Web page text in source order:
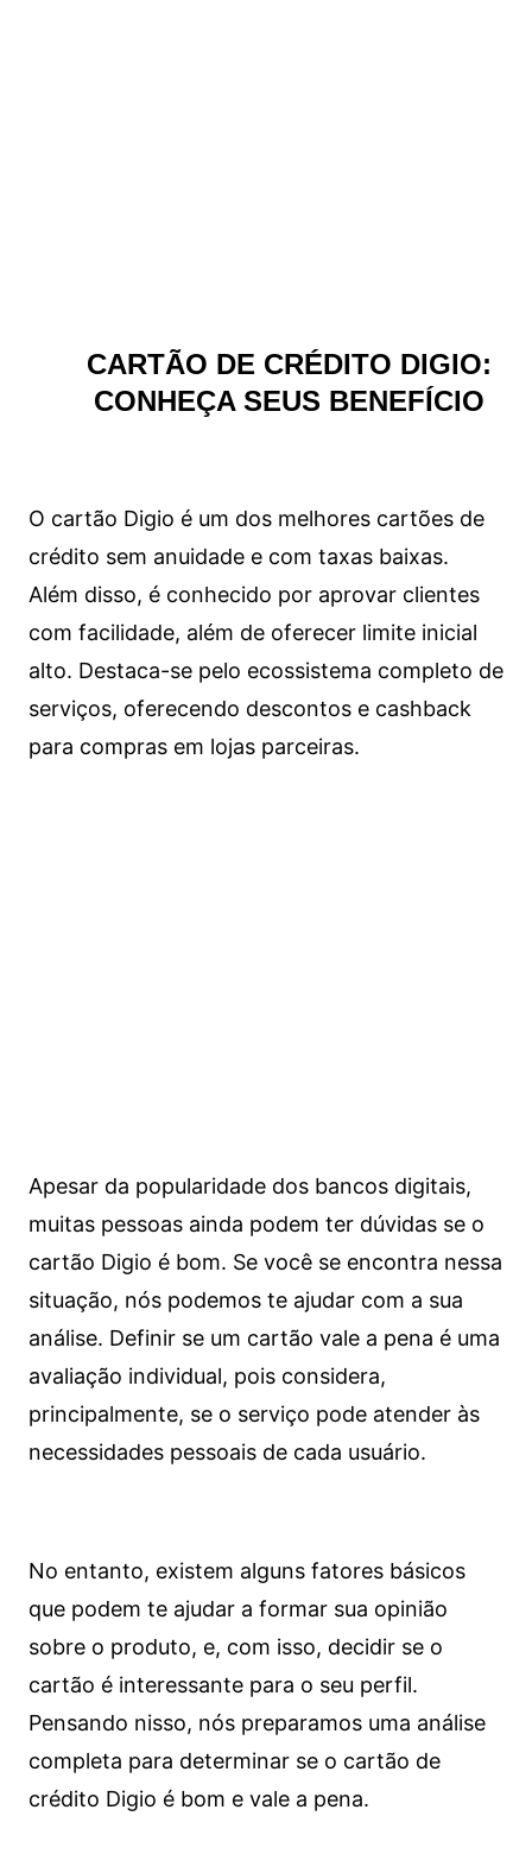
CARTÃO DE CRÉDITO DIGIO:
CONHEÇA SEUS BENEFÍCIO
O cartão Digio é um dos melhores cartões de
crédito sem anuidade e com taxas baixas.
Além disso, é conhecido por aprovar clientes
com facilidade, além de oferecer limite inicial
alto. Destaca-se pelo ecossistema completo de
serviços, oferecendo descontos e cashback
para compras em lojas parceiras.
Apesar da popularidade dos bancos digitais,
muitas pessoas ainda podem ter dúvidas se o
cartão Digio é bom. Se você se encontra nessa
situação, nós podemos te ajudar com a sua
análise. Definir se um cartão vale a pena é uma
avaliação individual, pois considera,
principalmente, se o serviço pode atender às
necessidades pessoais de cada usuário.
No entanto, existem alguns fatores básicos
que podem te ajudar a formar sua opinião
sobre o produto, e, com isso, decidir se o
cartão é interessante para o seu perfil.
Pensando nisso, nós preparamos uma análise
completa para determinar se o cartão de
crédito Digio é bom e vale a pena.